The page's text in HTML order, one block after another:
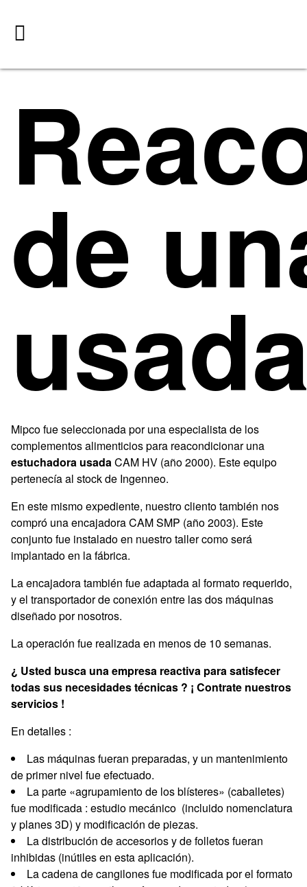
de
Mipco fue seleccionada por una especialista de los
complementos alimenticios para reacondicionar una
estuchadora usadaCAM HV (año 2000). Este equipo
pertenecía al stock de Ingenneo.
En este mismo expediente, nuestro cliento también nos
compró una encajadora CAM SMP (año 2003). Este
conjunto fue instalado en nuestro taller como será
implantado en la fábrica.
La encajadora también fue adaptada al formato requerido,
y el transportador de conexión entre las dos máquinas
diseñado por nosotros.
La operación fue realizada en menos de 10 semanas.
¿ Usted busca una empresa reactiva para satisfecer
todas sus necesidades técnicas ? ¡ Contrate nuestros
servicios !
En detalles :
Las máquinas fueran preparadas, y un mantenimiento
de primer nivel fue efectuado.
La parte «agrupamiento de los blísteres» (caballetes)
fue modificada : estudio mecánico (incluido nomenclatura
y planes 3D) y modificación de piezas.
La distribución de accesorios y de folletos fueran
inhibidas (inútiles en esta aplicación).
La cadena de cangilones fue modificada por el formato